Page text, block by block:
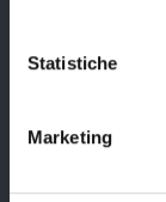
Statistiche
Marketing
Bandi e avvisi
Bandi di gara